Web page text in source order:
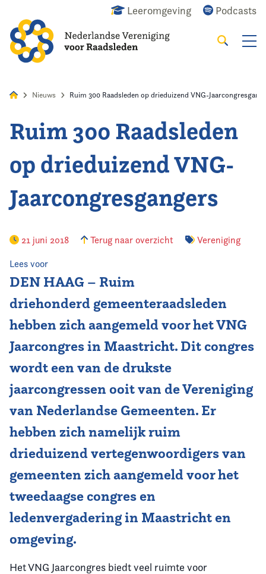
Leeromgeving Podcasts
Zoeken
Home
Agenda
Nieuws
Vereniging
Contact
Nieuws Ruim 300 Raadsleden op drieduizend VNG-
Ruim 300 Raadsleden
op drieduizend VNG-
Jaarcongresgangers
21 juni 2018 Terug naar overzicht Vereniging
Lees voor
DEN HAAG – Ruim
driehonderd gemeenteraadsleden
hebben zich aangemeld voor het VNG
Jaarcongres in Maastricht. Dit congres
wordt een van de drukste
jaarcongressen ooit van de Vereniging
van Nederlandse Gemeenten. Er
hebben zich namelijk ruim
drieduizend vertegenwoordigers van
gemeenten zich aangemeld voor het
tweedaagse congres en
ledenvergadering in Maastricht en
omgeving.
Het VNG Jaarcongres biedt veel ruimte voor